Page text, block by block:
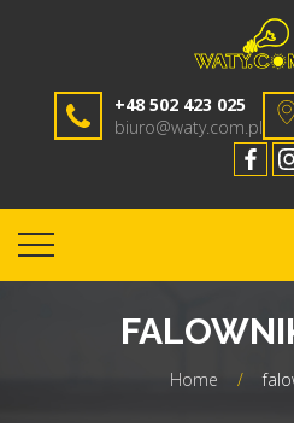
+48 502 423 025
biuro@waty.com.pl
Home /